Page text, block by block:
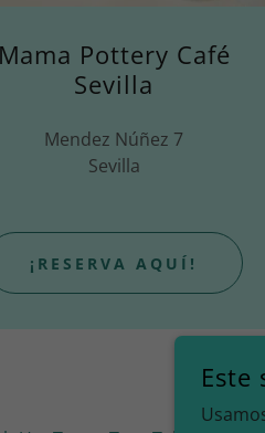
Mama Pottery Café
Sevilla
Mendez Núñez 7
Sevilla
¡RESERVA AQUÍ!